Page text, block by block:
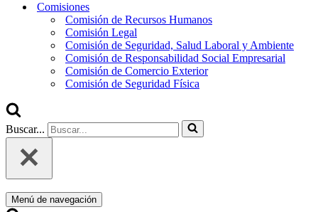
Comisiones
Comisión de Recursos Humanos
Comisión Legal
Comisión de Seguridad, Salud Laboral y Ambiente
Comisión de Responsabilidad Social Empresarial
Comisión de Comercio Exterior
Comisión de Seguridad Física
Buscar...
Menú de navegación